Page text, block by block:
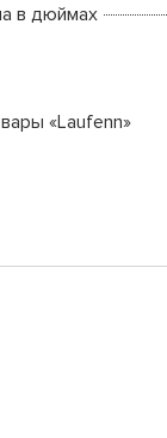
в дюймах
«Laufenn»